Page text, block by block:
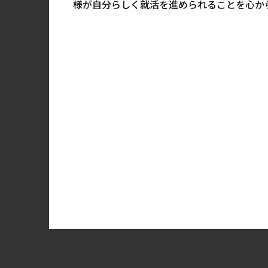
様が自分らしく就活を進められることを心か